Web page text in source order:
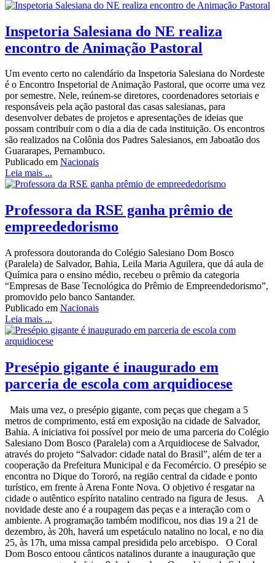
Inspetoria Salesiana do NE realiza
encontro de Animação Pastoral
Um evento certo no calendário da Inspetoria Salesiana do Nordeste
é o Encontro Inspetorial de Animação Pastoral, que ocorre uma vez
por semestre. Nele, reúnem-se diretores, coordenadores setoriais e
responsáveis pela ação pastoral das casas salesianas, para
desenvolver debates de projetos e apresentações de ideias que
possam contribuir com o dia a dia de cada instituição. Os encontros
são realizados na Colônia dos Padres Salesianos, em Jaboatão dos
Guararapes, Pernambuco.
Publicado em Nacionais
Leia mais ...
Professora da RSE ganha prêmio de
empreededorismo
A professora doutoranda do Colégio Salesiano Dom Bosco
(Paralela) de Salvador, Bahia, Leila Maria Aguilera, que dá aula de
Química para o ensino médio, recebeu o prêmio da categoria
“Empresas de Base Tecnológica do Prêmio de Empreendedorismo”,
promovido pelo banco Santander.
Publicado em Nacionais
Leia mais ...
Presépio gigante é inaugurado em
parceria de escola com arquidiocese
Mais uma vez, o presépio gigante, com peças que chegam a 5
metros de comprimento, está em exposição na cidade de Salvador,
Bahia. A iniciativa foi possível por meio de uma parceria do Colégio
Salesiano Dom Bosco (Paralela) com a Arquidiocese de Salvador,
através do projeto “Salvador: cidade natal do Brasil”, além de ter a
cooperação da Prefeitura Municipal e da Fecomércio. O presépio se
encontra no Dique do Tororó, na região central da cidade e ponto
turístico, em frente à Arena Fonte Nova. O objetivo é resgatar na
cidade o autêntico espírito natalino centrado na figura de Jesus. A
novidade deste ano é a roupagem das peças e a interação com o
ambiente. A programação também modificou, nos dias 19 a 21 de
dezembro, às 20h, haverá um espetáculo natalino no local, e no dia
25, às 17h, uma missa campal presidida pelo arcebispo. O Coral
Dom Bosco entoou cânticos natalinos durante a inauguração que